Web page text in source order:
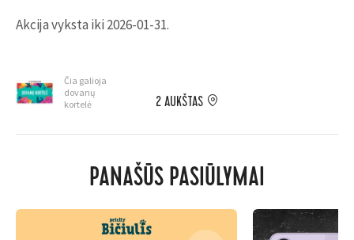
Akcija vyksta iki 2026-01-31.
Čia galioja
dovanų
kortelė
2 AUKŠTAS
PANAŠŪS PASIŪLYMAI